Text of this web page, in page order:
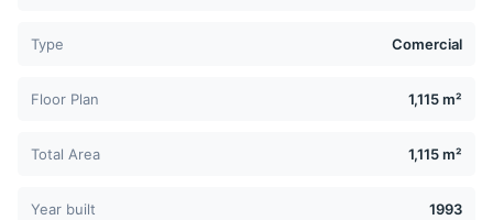
Type Comercial
Floor Plan 1,115 m²
Total Area 1,115 m²
Year built 1993